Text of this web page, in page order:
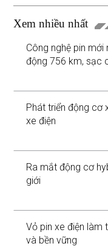
Xem nhiều nhất
Công nghệ pin
động 756 km, sạc
Phát triển động cơ
xe điện
Ra mắt động cơ
giới
Vỏ pin xe điện làm
và bền vững